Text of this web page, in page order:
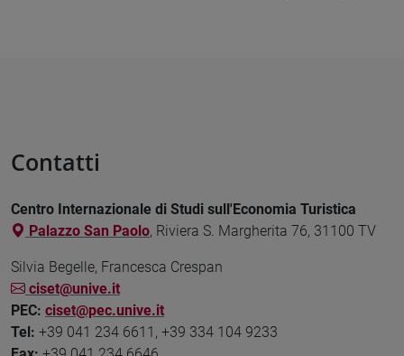
Contatti
Centro Internazionale di Studi sull'Economia Turistica
Palazzo San Paolo, Riviera S. Margherita 76, 31100 TV
Silvia Begelle, Francesca Crespan
ciset@unive.it
PEC: ciset@pec.unive.it
Tel: +39 041 234 6611, +39 334 104 9233